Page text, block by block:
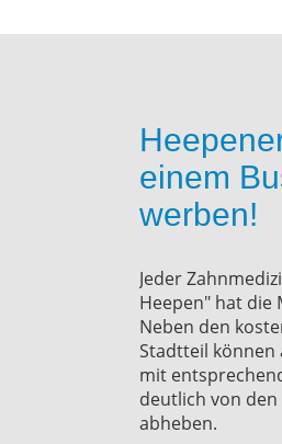
einem
werben!
Jeder
Heepen" hat die
Neben den
Stadtteil können
mit
deutlich von
abheben.